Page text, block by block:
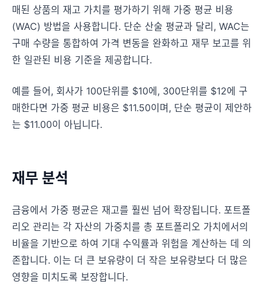
매된 상품의 재고 가치를 평가하기 위해 가중 평균 비용
(WAC) 방법을 사용합니다. 단순 산술 평균과 달리, WAC는
구매 수량을 통합하여 가격 변동을 완화하고 재무 보고를 위
한 일관된 비용 기준을 제공합니다.
예를 들어, 회사가 100단위를 $10에, 300단위를 $12에 구
매한다면 가중 평균 비용은 $11.50이며, 단순 평균이 제안하
는 $11.00이 아닙니다.
재무 분석
금융에서 가중 평균은 재고를 훨씬 넘어 확장됩니다. 포트폴
리오 관리는 각 자산의 가중치를 총 포트폴리오 가치에서의
비율을 기반으로 하여 기대 수익률과 위험을 계산하는 데 의
존합니다. 이는 더 큰 보유량이 더 작은 보유량보다 더 많은
영향을 미치도록 보장합니다.